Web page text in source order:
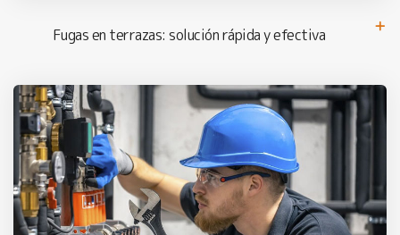
Fugas en terrazas: solución rápida y efectiva